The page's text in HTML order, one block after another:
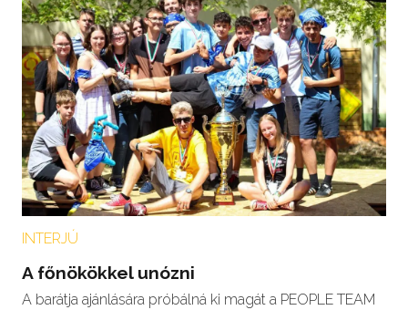
INTERJÚ
A főnökökkel unózni
A barátja ajánlására próbálná ki magát a PEOPLE TEAM